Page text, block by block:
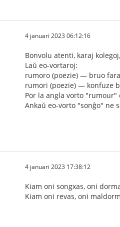
4 januari 2023 06:12:16
Bonvolu atenti, karaj
Laŭ eo-vortaroj:
rumoro (poezie) — bruo
rumori (poezie) — konfuze
Por la angla vorto
Ankaŭ eo-vorto "sonĝo" ne
4 januari 2023 17:38:12
Kiam oni songxas, oni
Kiam oni revas, oni